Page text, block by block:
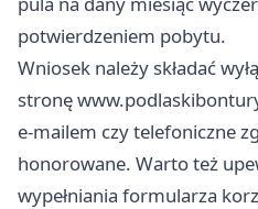
potwierdzeniem pobytu.
Wniosek należy składać
stronę
e-mailem czy telefoniczne
honorowane. Warto też
wypełniania formularza